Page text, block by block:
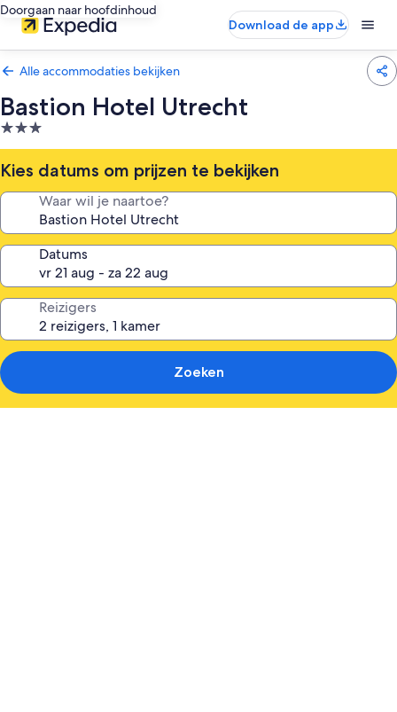
Doorgaan naar hoofdinhoud
Download de app
Alle accommodaties bekijken
Bastion Hotel Utrecht
3.0-
sterrenaccommodatie
Kies datums om prijzen te bekijken
Waar wil je naartoe?
Datums
Reizigers
Zoeken